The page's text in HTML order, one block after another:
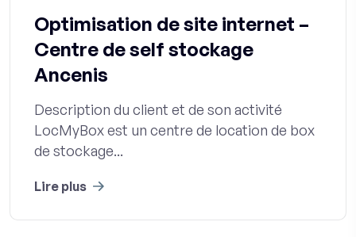
Optimisation de site internet –
Centre de self stockage
Ancenis
Description du client et de son activité
LocMyBox est un centre de location de box
de stockage...
Lire plus